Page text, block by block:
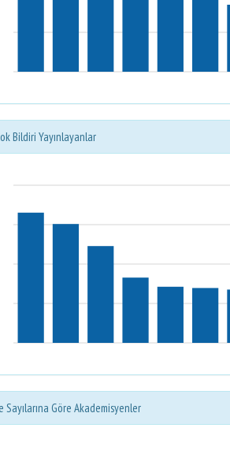
Bildiri Yayınlayanlar
Sayılarına Göre Akademisyenler